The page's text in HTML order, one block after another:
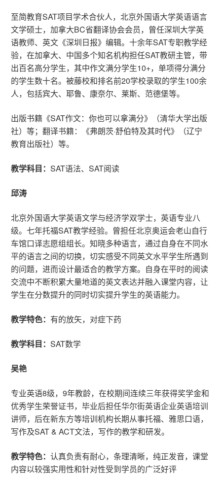
至简教育SAT项目学术合伙人，北京外国语大学英语语言
文学硕士，加拿大BC省翻译协会会员，曾任深圳大学英
语教师、英文《深圳日报》编辑。十余年SAT专职教学经
验，在加拿大、中国多个知名机构担任SAT教研主管，带
出百名高分学生，其中作文满分学生10+，单项得分满分
的学生数十名。被藤校和排名前20学校录取的学生100余
人，包括宾大、耶鲁、康奈尔、莱斯、范德堡等。
出版书籍《SAT作文：你也可以拿满分》（清华大学出版
社）等；翻译书籍：《弗朗茨·舒伯特及其时代》（辽宁
教育出版社）等。
教学科目：SAT语法、SAT阅读
邱涛
北京外国语大学英语文学与经济学双学士，英语专业八
级。七年托福SAT教学经验。曾担任北京奥运会老山自行
车馆口译志愿组组长。知晓多种语言，通过自身在不同水
平的语言之间的切换，切实感受不同英文水平学生所遇到
的问题，进而设计最适合的教学方案。自身在平时的阅读
交流中不断积累大量地道的英文表达并融入课堂内容，让
学生在分数提升的同时切实提升学生的英语能力。
教学特色：有的放矢，对症下药
教学科目：SAT数学
吴艳
专业英语8级，9年教龄，在校期间连续三年获得奖学金和
优秀学生荣誉证书，毕业后担任华尔街英语企业英语培训
讲师，后在新东方等培训机构长期从事托福、雅思口语，
写作及SAT & ACT文法，写作的教学和研发。
教学特色：认真负责有耐心，条理清晰，纯正发音，课堂
内容以较强实用性和针对性受到学员的广泛好评